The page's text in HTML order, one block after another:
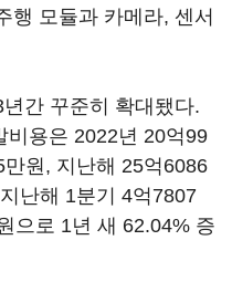
행 모듈과 카메라, 센서
간 꾸준히 확대됐다.
비용은 2022년 20억99
원, 지난해 25억6086
난해 1분기 4억7807
으로 1년 새 62.04% 증